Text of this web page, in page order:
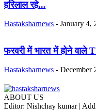
हरिलाल रहे...
Hastaksharnews - January 4,
फरवरी में भारत में होने वाले
Hastaksharnews - December
ABOUT US
Editor: Nishchay kumar |